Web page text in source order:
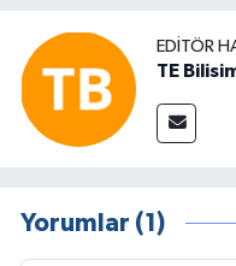
EDITÖR
TE
Yorumlar (1)